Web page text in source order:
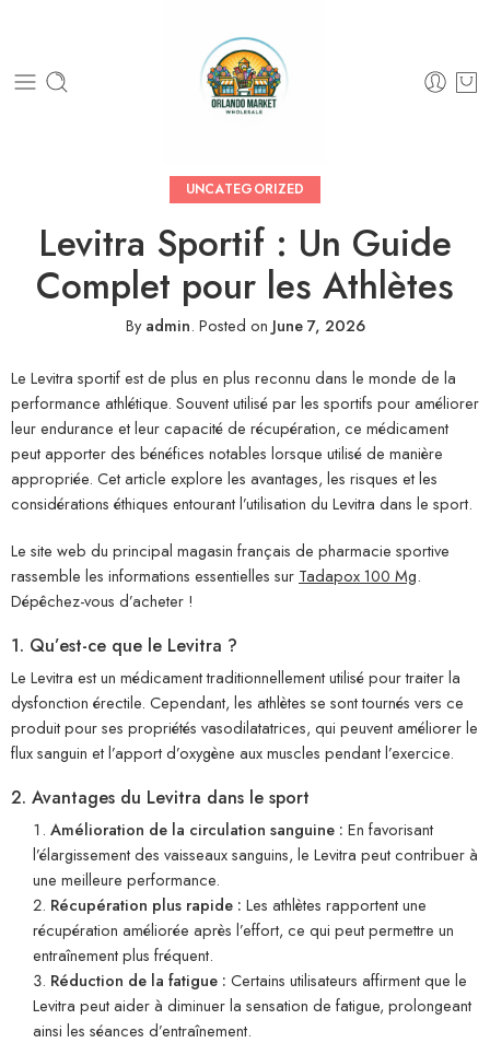
UNCATEGORIZED
Levitra Sportif : Un Guide
Complet pour les Athlètes
Byadmin. Posted on June 7, 2026
Le Levitra sportif est de plus en plus reconnu dans le monde de la
performance athlétique. Souvent utilisé par les sportifs pour améliorer
leur endurance et leur capacité de récupération, ce médicament
peut apporter des bénéfices notables lorsque utilisé de manière
appropriée. Cet article explore les avantages, les risques et les
considérations éthiques entourant l’utilisation du Levitra dans le sport.
Le site web du principal magasin français de pharmacie sportive
rassemble les informations essentielles sur Tadapox 100 Mg.
Dépêchez-vous d’acheter !
1. Qu’est-ce que le Levitra ?
Le Levitra est un médicament traditionnellement utilisé pour traiter la
dysfonction érectile. Cependant, les athlètes se sont tournés vers ce
produit pour ses propriétés vasodilatatrices, qui peuvent améliorer le
flux sanguin et l’apport d’oxygène aux muscles pendant l’exercice.
2. Avantages du Levitra dans le sport
Amélioration de la circulation sanguine : En favorisant
l’élargissement des vaisseaux sanguins, le Levitra peut contribuer à
une meilleure performance.
Récupération plus rapide : Les athlètes rapportent une
récupération améliorée après l’effort, ce qui peut permettre un
entraînement plus fréquent.
Réduction de la fatigue : Certains utilisateurs affirment que le
Levitra peut aider à diminuer la sensation de fatigue, prolongeant
ainsi les séances d’entraînement.